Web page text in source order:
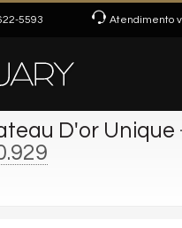
5593 Atendimento
D'or Unique